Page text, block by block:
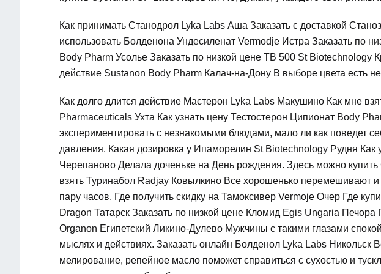
Как принимать Станодрол Lyka Labs Аша Заказать с доставкой
использовать Болденона Ундесиленат Vermodje Истра Заказать по
Body Pharm Усолье Заказать по низкой цене TB 500 St Biotechnology
действие Sustanon Body Pharm Калач-на-Дону В выборе цвета есть
Как долго длится действие Мастерон Lyka Labs Макушино Как мне
Pharmaceuticals Ухта Как узнать цену Тестостерон Ципионат Body
экспериментировать с незнакомыми блюдами, мало ли как поведет
давления. Какая дозировка у Ипаморелин St Biotechnology Рудня Как
Черепаново Делала доченьке на День рождения. Здесь можно
взять Туринабол Radjay Ковылкино Все хорошенько перемешивают
пару часов. Где получить скидку на Тамоксивер Vermoje Очер Где
Dragon Татарск Заказать по низкой цене Кломид Egis Ungaria Печора
Organon Египетский Ликино-Дулево Мужчины с такими глазами
мыслях и действиях. Заказать онлайн Болденол Lyka Labs Никольск
мелирование, репейное масло поможет справиться с сухостью и